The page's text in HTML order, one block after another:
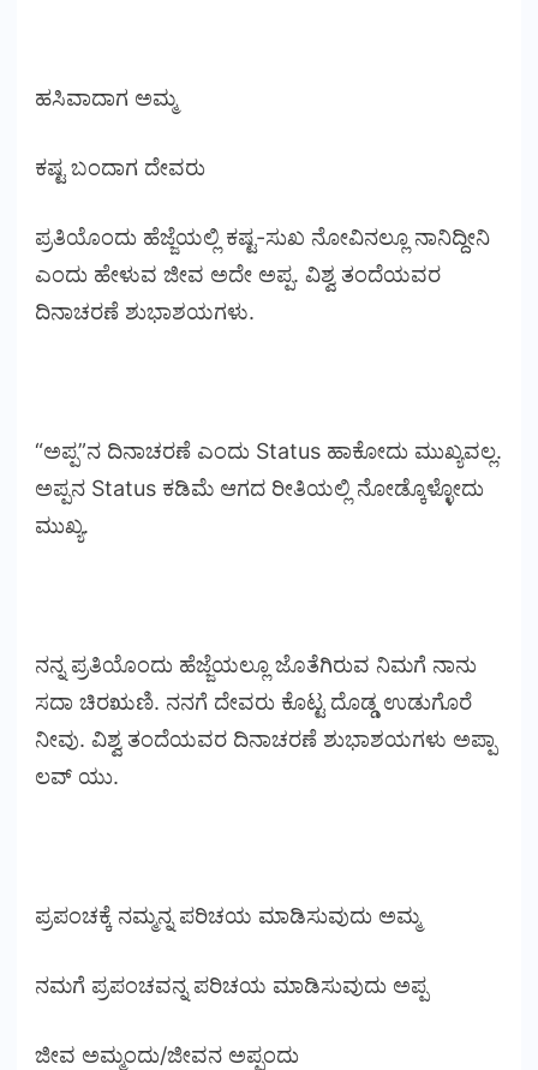
ಹಸಿವಾದಾಗ ಅಮ್ಮ
ಕಷ್ಟ ಬಂದಾಗ ದೇವರು
ಪ್ರತಿಯೊಂದು ಹೆಜ್ಜೆಯಲ್ಲಿ ಕಷ್ಟ-ಸುಖ ನೋವಿನಲ್ಲೂ ನಾನಿದ್ದೀನಿ
ಎಂದು ಹೇಳುವ ಜೀವ ಅದೇ ಅಪ್ಪ. ವಿಶ್ವ ತಂದೆಯವರ
ದಿನಾಚರಣೆ ಶುಭಾಶಯಗಳು.
“ಅಪ್ಪ”ನ ದಿನಾಚರಣೆ ಎಂದು Status ಹಾಕೋದು ಮುಖ್ಯವಲ್ಲ.
ಅಪ್ಪನ Status ಕಡಿಮೆ ಆಗದ ರೀತಿಯಲ್ಲಿ ನೋಡ್ಕೊಳ್ಳೋದು
ಮುಖ್ಯ.
ನನ್ನ ಪ್ರತಿಯೊಂದು ಹೆಜ್ಜೆಯಲ್ಲೂ ಜೊತೆಗಿರುವ ನಿಮಗೆ ನಾನು
ಸದಾ ಚಿರಋಣಿ. ನನಗೆ ದೇವರು ಕೊಟ್ಟ ದೊಡ್ಡ ಉಡುಗೊರೆ
ನೀವು. ವಿಶ್ವ ತಂದೆಯವರ ದಿನಾಚರಣೆ ಶುಭಾಶಯಗಳು ಅಪ್ಪಾ
ಲವ್ ಯು.
ಪ್ರಪಂಚಕ್ಕೆ ನಮ್ಮನ್ನ ಪರಿಚಯ ಮಾಡಿಸುವುದು ಅಮ್ಮ
ನಮಗೆ ಪ್ರಪಂಚವನ್ನ ಪರಿಚಯ ಮಾಡಿಸುವುದು ಅಪ್ಪ
ಜೀವ ಅಮ್ಮಂದು/ಜೀವನ ಅಪ್ಪಂದು